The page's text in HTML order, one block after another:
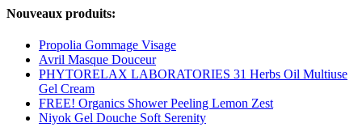
Nouveaux produits:
Propolia Gommage Visage
Avril Masque Douceur
PHYTORELAX LABORATORIES 31 Herbs Oil Multiuse
Gel Cream
FREE! Organics Shower Peeling Lemon Zest
Niyok Gel Douche Soft Serenity